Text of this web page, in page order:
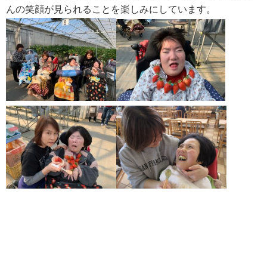
んの笑顔が見られることを楽しみにしています。